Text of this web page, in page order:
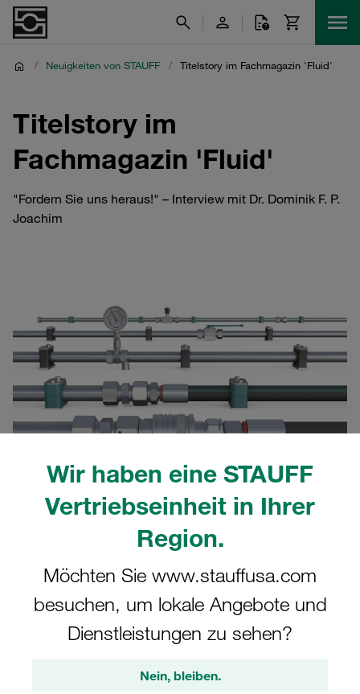
Wir haben eine STAUFF
Vertriebseinheit in Ihrer
Region.
Möchten Sie www.stauffusa.com
besuchen, um lokale Angebote und
Dienstleistungen zu sehen?
Nein, bleiben.
/ Neuigkeiten von STAUFF / Titelstory im Fachmagazin 'Fluid'
Titelstory im
Fachmagazin 'Fluid'
"Fordern Sie uns heraus!" – Interview mit Dr. Dominik F. P.
Joachim
Presseveröffentlichungen
Dr. Dominik F. P. Joachim , seit Anfang 2023 Sprecher der
Geschäftsführung von STAUFF Deutschland und Mitglied
der Geschäftsleitung der internationalen STAUFF Gruppe,
Unternehmens mit Sitz in Südwestfalen überzeugt.